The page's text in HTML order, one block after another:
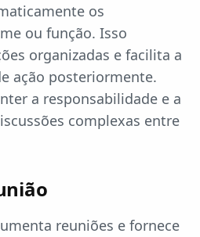
os
ou função. Isso
organizadas e facilita a
ação posteriormente.
a responsabilidade e a
complexas entre
reuniões e fornece